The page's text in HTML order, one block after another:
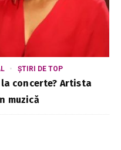
ȘTIRI DE TOP
concerte? Artista
muzică